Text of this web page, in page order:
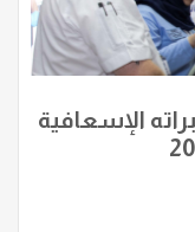
الإسعافية